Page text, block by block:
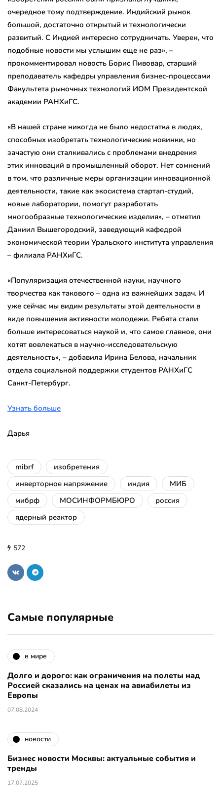
очередное тому подтверждение. Индийский рынок
большой, достаточно открытый и технологически
развитый. С Индией интересно сотрудничать. Уверен, что
подобные новости мы услышим еще не раз», –
прокомментировал новость Борис Пивовар, старший
преподаватель кафедры управления бизнес-процессами
Факультета рыночных технологий ИОМ Президентской
академии РАНХиГС.
«В нашей стране никогда не было недостатка в людях,
способных изобретать технологические новинки, но
зачастую они сталкивались с проблемами внедрения
этих инноваций в промышленный оборот. Нет сомнений
в том, что различные меры организации инновационной
деятельности, такие как экосистема стартап-студий,
новые лаборатории, помогут разработать
многообразные технологические изделия», – отметил
Даниил Вышегородский, заведующий кафедрой
экономической теории Уральского института управления
– филиала РАНХиГС.
«Популяризация отечественной науки, научного
творчества как такового – одна из важнейших задач. И
уже сейчас мы видим результаты этой деятельности в
виде повышения активности молодежи. Ребята стали
больше интересоваться наукой и, что самое главное, они
хотят вовлекаться в научно-исследовательскую
деятельность», – добавила Ирина Белова, начальник
отдела социальной поддержки студентов РАНХиГС
Санкт-Петербург.
Узнать больше
Дарья
mibrf
изобретения
инверторное напряжение
индия
МИБ
мибрф
МОСИНФОРМБЮРО
россия
ядерный реактор
572
Самые популярные
в мире
Долго и дорого: как ограничения на полеты над
Россией сказались на ценах на авиабилеты из
Европы
07.08.2024
новости
Бизнес новости Москвы: актуальные события и
тренды
17.07.2025